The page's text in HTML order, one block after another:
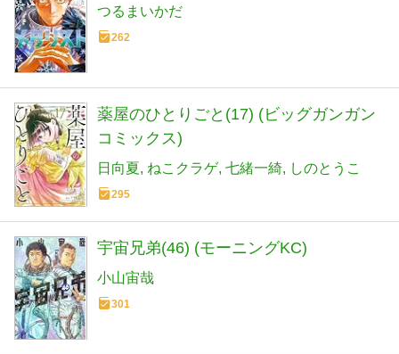
つるまいかだ
262
薬屋のひとりごと(17) (ビッグガンガン
コミックス)
日向夏 ねこクラゲ 七緒一綺 しのとうこ
295
宇宙兄弟(46) (モーニングKC)
小山宙哉
301